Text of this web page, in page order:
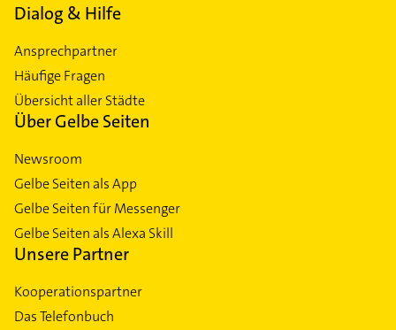
Dialog & Hilfe
Ansprechpartner
Häufige Fragen
Übersicht aller Städte
Über Gelbe Seiten
Newsroom
Gelbe Seiten als App
Gelbe Seiten für Messenger
Gelbe Seiten als Alexa Skill
Unsere Partner
Kooperationspartner
Das Telefonbuch